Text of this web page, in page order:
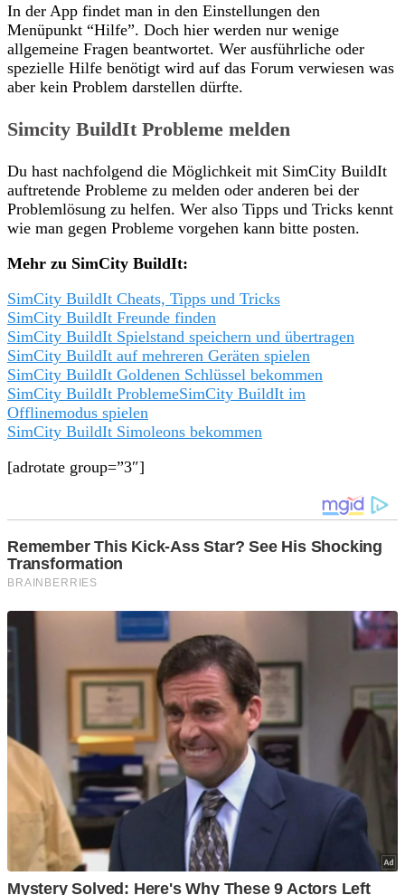
In der App findet man in den Einstellungen den
Menüpunkt “Hilfe”. Doch hier werden nur wenige
allgemeine Fragen beantwortet. Wer ausführliche oder
spezielle Hilfe benötigt wird auf das Forum verwiesen was
aber kein Problem darstellen dürfte.
Simcity BuildIt Probleme melden
Du hast nachfolgend die Möglichkeit mit SimCity BuildIt
auftretende Probleme zu melden oder anderen bei der
Problemlösung zu helfen. Wer also Tipps und Tricks kennt
wie man gegen Probleme vorgehen kann bitte posten.
Mehr zu SimCity BuildIt:
SimCity BuildIt Cheats, Tipps und Tricks
SimCity BuildIt Freunde finden
SimCity BuildIt Spielstand speichern und übertragen
SimCity BuildIt auf mehreren Geräten spielen
SimCity BuildIt Goldenen Schlüssel bekommen
SimCity BuildIt ProblemeSimCity BuildIt im
Offlinemodus spielen
SimCity BuildIt Simoleons bekommen
[adrotate group=”3″]